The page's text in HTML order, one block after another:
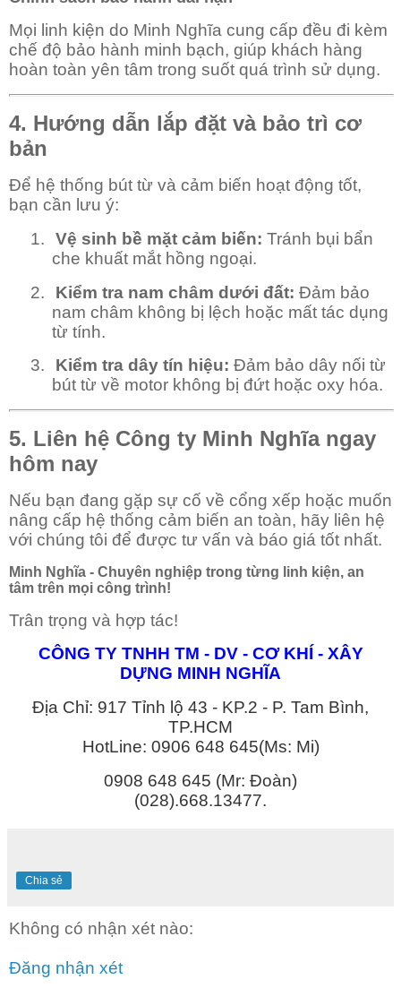
Mọi linh kiện do Minh Nghĩa cung cấp đều đi kèm
chế độ bảo hành minh bạch, giúp khách hàng
hoàn toàn yên tâm trong suốt quá trình sử dụng.
4. Hướng dẫn lắp đặt và bảo trì cơ
bản
Để hệ thống bút từ và cảm biến hoạt động tốt,
bạn cần lưu ý:
1.
Vệ sinh bề mặt cảm biến: Tránh bụi bẩn
che khuất mắt hồng ngoại.
2.
Kiểm tra nam châm dưới đất: Đảm bảo
nam châm không bị lệch hoặc mất tác dụng
từ tính.
3.
Kiểm tra dây tín hiệu: Đảm bảo dây nối từ
bút từ về motor không bị đứt hoặc oxy hóa.
5. Liên hệ Công ty Minh Nghĩa ngay
hôm nay
Nếu bạn đang gặp sự cố về cổng xếp hoặc muốn
nâng cấp hệ thống cảm biến an toàn, hãy liên hệ
với chúng tôi để được tư vấn và báo giá tốt nhất.
Minh Nghĩa - Chuyên nghiệp trong từng linh kiện, an
tâm trên mọi công trình!
Trân trọng và hợp tác!
CÔNG TY TNHH TM - DV - CƠ KHÍ - XÂY
DỰNG MINH NGHĨA
Địa Chỉ: 917 Tỉnh lộ 43 - KP.2 - P. Tam Bình,
TP.HCM
HotLine: 0906 648 645(Ms: Mi)
0908 648 645 (Mr: Đoàn)
(028).668.13477.
Chia sẻ
Không có nhận xét nào:
Đăng nhận xét